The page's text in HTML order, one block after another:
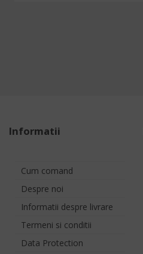
Informatii
Cum comand
Despre noi
Informatii despre livrare
Termeni si conditii
Data Protection